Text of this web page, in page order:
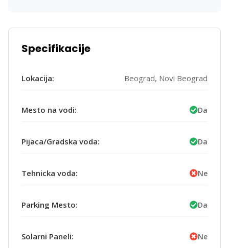
Specifikacije
Lokacija: Beograd, Novi Beograd
Mesto na vodi: Da
Pijaca/Gradska voda: Da
Tehnicka voda: Ne
Parking Mesto: Da
Solarni Paneli: Ne